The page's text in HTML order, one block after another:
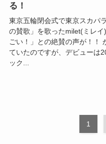
る！
東京五輪閉会式で東京スカパ
の賛歌」を歌ったmilet(ミレ
ごい！」との絶賛の声が！！
ていたのですが、デビューは
ック...
1